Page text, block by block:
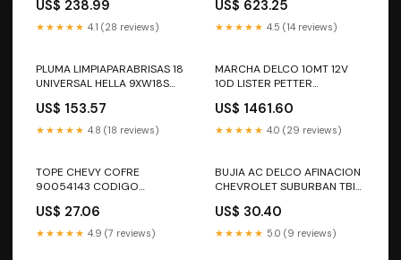
F386 ALTERNADOR
US$ 238.99
★★★★★ 4.1 (28 reviews)
CADILLAC DELANTERO
TRANSFER CODIGO
US$ 623.25
★★★★★ 4.5 (14 reviews)
PLUMA LIMPIAPARABRISAS 18
UNIVERSAL HELLA 9XW18S
CODIGO 765181 BATERIA
US$ 153.57
★★★★★ 4.8 (18 reviews)
MARCHA DELCO 10MT 12V
10D LISTER PETTER
4525 6156 6713 CODIGO L-
4525 BATERIA
US$ 1461.60
★★★★★ 4.0 (29 reviews)
TOPE CHEVY COFRE
90054143 CODIGO
US$ 27.06
★★★★★ 4.9 (7 reviews)
BUJIA AC DELCO AFINACION
CHEVROLET SUBURBAN TBI
MR43TSK ALTERNADOR
US$ 30.40
★★★★★ 5.0 (9 reviews)